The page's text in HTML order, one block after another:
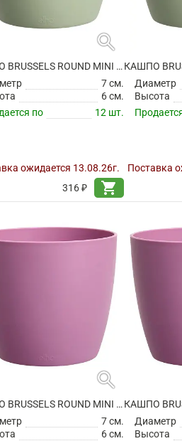
search
КАШПО BRUSSELS ROUND MINI SORBET GREEN
7 см.
6 см.
по
12 шт.
ожидается 13.08.26г.
316 ₽
shopping_cart
Диаметр
Высота
Поставка
search
КАШПО BRUSSELS ROUND MINI VIVID VIOLET
7 см.
6 см.
Диаметр
Высота